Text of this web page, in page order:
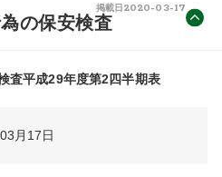
掲載日 2020-03-17
の保安検査
査平成29年度第2四半期表
月17日